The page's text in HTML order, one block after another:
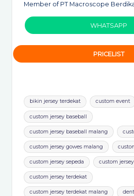
Member of PT Macroscope
WHATSAPP
PRICELIST
Tags:
bikin jersey terdekat custom event
custom jersey baseball
custom jersey baseball malang
custom jersey gowes malang
custom jersey sepeda custom
custom jersey terdekat
custom jersey terdekat malang